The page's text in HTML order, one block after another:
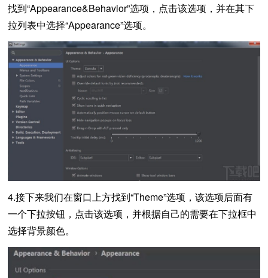
找到“Appearance&Behavior”选项，点击该选项，并在其下
拉列表中选择“Appearance”选项。
4.接下来我们在窗口上方找到“Theme”选项，该选项后面有
一个下拉按钮，点击该选项，并根据自己的需要在下拉框中
选择背景颜色。